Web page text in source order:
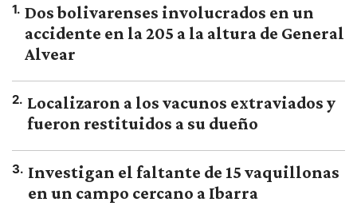
1. Dos bolivarenses involucrados en un
accidente en la 205 a la altura de General
Alvear
2. Localizaron a los vacunos extraviados y
fueron restituidos a su dueño
3. Investigan el faltante de 15 vaquillonas
en un campo cercano a Ibarra